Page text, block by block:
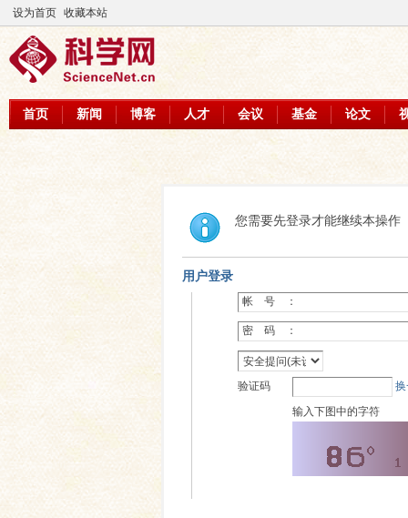
设为首页 收藏本站
首页 新闻 博客 人才 会议 基金 论文
您需要先登录才能继续本操作
用户登录
帐 号 ：
密 码 ：
验证码
输入下图中的字符